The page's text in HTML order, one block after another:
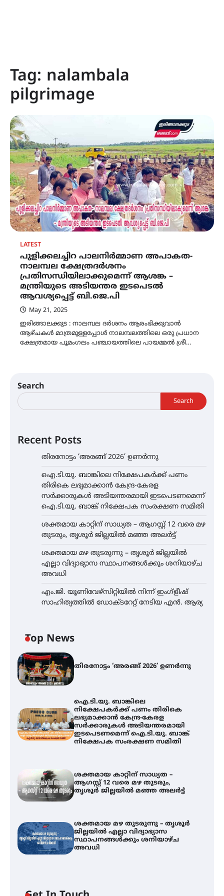
Tag: nalambala
pilgrimage
LATEST
പുളിക്കലച്ചിറ പാലനിർമ്മാണ അപാകത-
നാലമ്പല ക്ഷേത്രദർശനം
പ്രതിസന്ധിയിലാക്കുമെന്ന് ആശങ്ക –
മന്ത്രിയുടെ അടിയന്തര ഇടപെടൽ
ആവശ്യപ്പെട്ട് ബി.ജെ.പി
May 21, 2025
ഇരിങ്ങാലക്കുട : നാലമ്പല ദർശനം ആരംഭിക്കുവാൻ
ആഴ്ചകൾ മാത്രമുള്ളപ്പോൾ നാലമ്പലത്തിലെ ഒരു പ്രധാന
ക്ഷേത്രമായ പൂമംഗലം പഞ്ചായത്തിലെ പായമ്മൽ ശ്രീ…
Search
Search
Recent Posts
തിരനോട്ടം ‘അരങ്ങ് 2026’ ഉണർന്നു
ഐ.ടി.യു. ബാങ്കിലെ നിക്ഷേപകർക്ക് പണം
തിരികെ ലഭ്യമാക്കാൻ കേന്ദ്ര-കേരള
സർക്കാരുകൾ അടിയന്തരമായി ഇടപെടണമെന്ന്
ഐ.ടി.യു. ബാങ്ക് നിക്ഷേപക സംരക്ഷണ സമിതി
ശക്തമായ കാറ്റിന് സാധ്യത – ആഗസ്റ്റ് 12 വരെ മഴ
തുടരും, തൃശൂർ ജില്ലയിൽ മഞ്ഞ അലർട്ട്
ശക്തമായ മഴ തുടരുന്നു – തൃശൂർ ജില്ലയിൽ
എല്ലാ വിദ്യാഭ്യാസ സ്ഥാപനങ്ങൾക്കും ശനിയാഴ്ച
അവധി
എം.ജി. യൂണിവേഴ്‌സിറ്റിയിൽ നിന്ന് ഇംഗ്ളീഷ്
സാഹിത്യത്തിൽ ഡോക്ടറേറ്റ് നേടിയ എൻ. ആര്യ
Top News
തിരനോട്ടം ‘അരങ്ങ് 2026’ ഉണർന്നു
ഐ.ടി.യു. ബാങ്കിലെ
നിക്ഷേപകർക്ക് പണം തിരികെ
ലഭ്യമാക്കാൻ കേന്ദ്ര-കേരള
സർക്കാരുകൾ അടിയന്തരമായി
ഇടപെടണമെന്ന് ഐ.ടി.യു. ബാങ്ക്
നിക്ഷേപക സംരക്ഷണ സമിതി
ശക്തമായ കാറ്റിന് സാധ്യത –
ആഗസ്റ്റ് 12 വരെ മഴ തുടരും,
തൃശൂർ ജില്ലയിൽ മഞ്ഞ അലർട്ട്
ശക്തമായ മഴ തുടരുന്നു – തൃശൂർ
ജില്ലയിൽ എല്ലാ വിദ്യാഭ്യാസ
സ്ഥാപനങ്ങൾക്കും ശനിയാഴ്ച
അവധി
ഐ.ടി.യു. ബാങ്കിലെ